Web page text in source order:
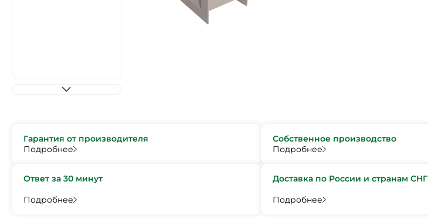
Гарантия от производителя
Подробнее
Собственное производство
Подробнее
Ответ за 30 минут
Подробнее
Доставка по России и странам СНГ
Подробнее